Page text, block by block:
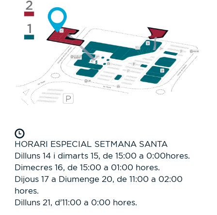
HORARI ESPECIAL SETMANA SANTA
Dilluns 14 i dimarts 15, de 15:00 a 0:00hores.
Dimecres 16, de 15:00 a 01:00 hores.
Dijous 17 a Diumenge 20, de 11:00 a 02:00
hores.
Dilluns 21, d'11:00 a 0:00 hores.